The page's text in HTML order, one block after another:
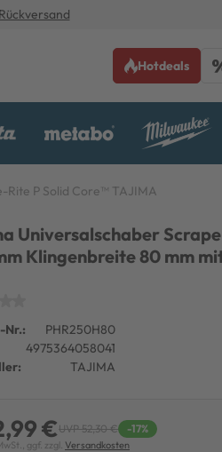
Hotdeals
Rite P Solid Core™ TAJIMA
Universalschaber
Klingenbreite 80 mm
PHR250H80
4975364058041
TAJIMA
€UVP 52,30 € -17%
ggf. zzgl. Versandkosten